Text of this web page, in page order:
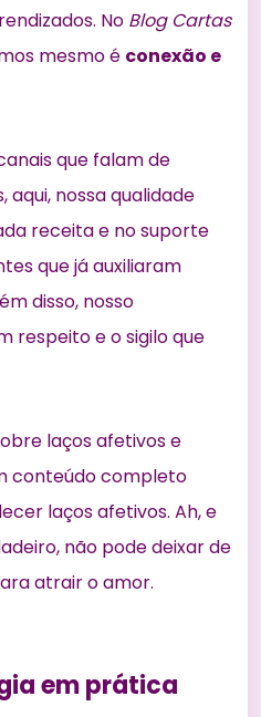
No Blog Cartas
mesmo é conexão e
que falam de
aqui, nossa qualidade
receita e no suporte
que já auxiliaram
disso, nosso
respeito e o sigilo que
laços afetivos e
conteúdo completo
laços afetivos. Ah, e
não pode deixar de
atrair o amor.
em prática